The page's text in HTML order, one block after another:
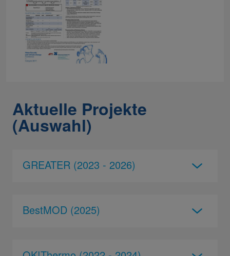
Aktuelle Projekte
(Auswahl)
GREATER (2023 - 2026)
BestMOD (2025)